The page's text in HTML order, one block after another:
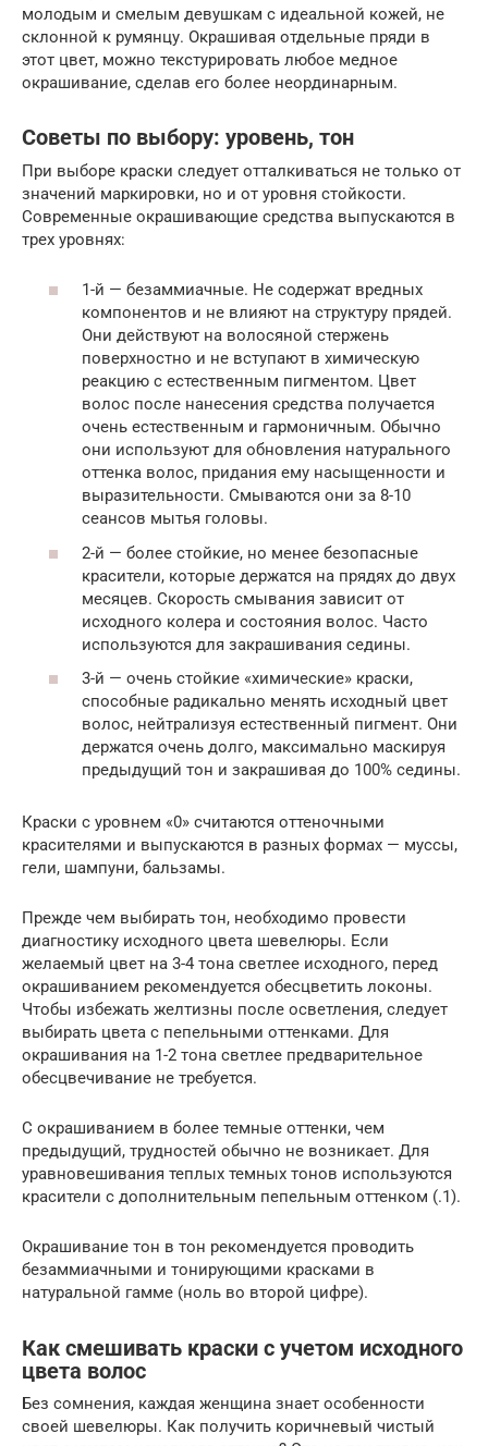
молодым и смелым девушкам с идеальной кожей, не
склонной к румянцу. Окрашивая отдельные пряди в
этот цвет, можно текстурировать любое медное
окрашивание, сделав его более неординарным.
Советы по выбору: уровень, тон
При выборе краски следует отталкиваться не только от
значений маркировки, но и от уровня стойкости.
Современные окрашивающие средства выпускаются в
трех уровнях:
1-й — безаммиачные. Не содержат вредных
компонентов и не влияют на структуру прядей.
Они действуют на волосяной стержень
поверхностно и не вступают в химическую
реакцию с естественным пигментом. Цвет
волос после нанесения средства получается
очень естественным и гармоничным. Обычно
они используют для обновления натурального
оттенка волос, придания ему насыщенности и
выразительности. Смываются они за 8-10
сеансов мытья головы.
2-й — более стойкие, но менее безопасные
красители, которые держатся на прядях до двух
месяцев. Скорость смывания зависит от
исходного колера и состояния волос. Часто
используются для закрашивания седины.
3-й — очень стойкие «химические» краски,
способные радикально менять исходный цвет
волос, нейтрализуя естественный пигмент. Они
держатся очень долго, максимально маскируя
предыдущий тон и закрашивая до 100% седины.
Краски с уровнем «0» считаются оттеночными
красителями и выпускаются в разных формах — муссы,
гели, шампуни, бальзамы.
Прежде чем выбирать тон, необходимо провести
диагностику исходного цвета шевелюры. Если
желаемый цвет на 3-4 тона светлее исходного, перед
окрашиванием рекомендуется обесцветить локоны.
Чтобы избежать желтизны после осветления, следует
выбирать цвета с пепельными оттенками. Для
окрашивания на 1-2 тона светлее предварительное
обесцвечивание не требуется.
С окрашиванием в более темные оттенки, чем
предыдущий, трудностей обычно не возникает. Для
уравновешивания теплых темных тонов используются
красители с дополнительным пепельным оттенком (.1).
Окрашивание тон в тон рекомендуется проводить
безаммиачными и тонирующими красками в
натуральной гамме (ноль во второй цифре).
Как смешивать краски с учетом исходного
цвета волос
Без сомнения, каждая женщина знает особенности
своей шевелюры. Как получить коричневый чистый